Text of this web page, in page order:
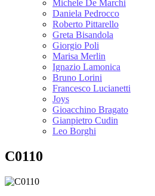
Michele De Marchi
Daniela Pedrocco
Roberto Pittarello
Greta Bisandola
Giorgio Poli
Marisa Merlin
Ignazio Lamonica
Bruno Lorini
Francesco Lucianetti
Joys
Gioacchino Bragato
Gianpietro Cudin
Leo Borghi
C0110